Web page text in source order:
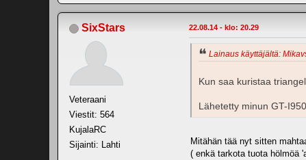
SixStars
Veteraani
Viestit: 564
KujalaRC
Sijainti: Lahti
22.08.14 - klo: 20.29
Lainaus käyttäjältä:
Kun saa kuristaa
Lähetetty minun GT-
Mitähän tää nyt sitten
( enkä tarkota tuota hölmöä